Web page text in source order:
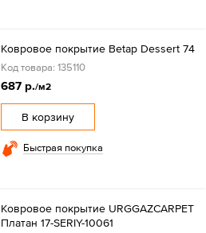
Ковровое покрытие Betap Dessert 74
Код товара: 135110
687 р./м2
В корзину
Быстрая покупка
Ковровое покрытие URGGAZCARPET
Платан 17-SERIY-10061